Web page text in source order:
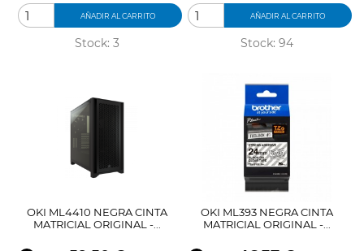
AÑADIR AL CARRITO
Stock: 3
AÑADIR AL CARRITO
Stock: 94
OKI ML4410 NEGRA CINTA
MATRICIAL ORIGINAL -...
OKI ML393 NEGRA CINTA
MATRICIAL ORIGINAL -...